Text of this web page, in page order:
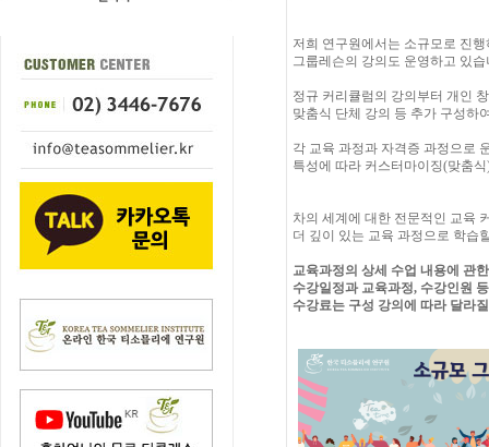
저희 연구원에서는 소규모로 진
그룹레슨의 강의도 운영하고 있습
정규 커리큘럼의 강의부터 개인
맞춤식 단체 강의 등 추가 구성하
각 교육 과정과 자격증 과정으로
특성에 따라 커스터마이징(맞춤
차의 세계에 대한 전문적인 교육
더 깊이 있는 교육 과정으로 학습
교육과정의 상세 수업 내용에 관
수강일정과 교육과정, 수강인원
수강료는 구성 강의에 따라 달라